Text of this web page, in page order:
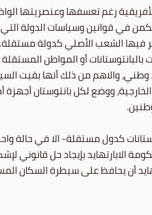
رغم تعسفها وعنصريتها
في قوانين وسياسات الدولة
فيها الشعب الأصلي كدولة
والاهم من ذلك أنها بقيت
ووضع لكل بانتوستان أجهزة
كدول مستقلة- الا في حالة
أن يحافظ على سيطرة السكان